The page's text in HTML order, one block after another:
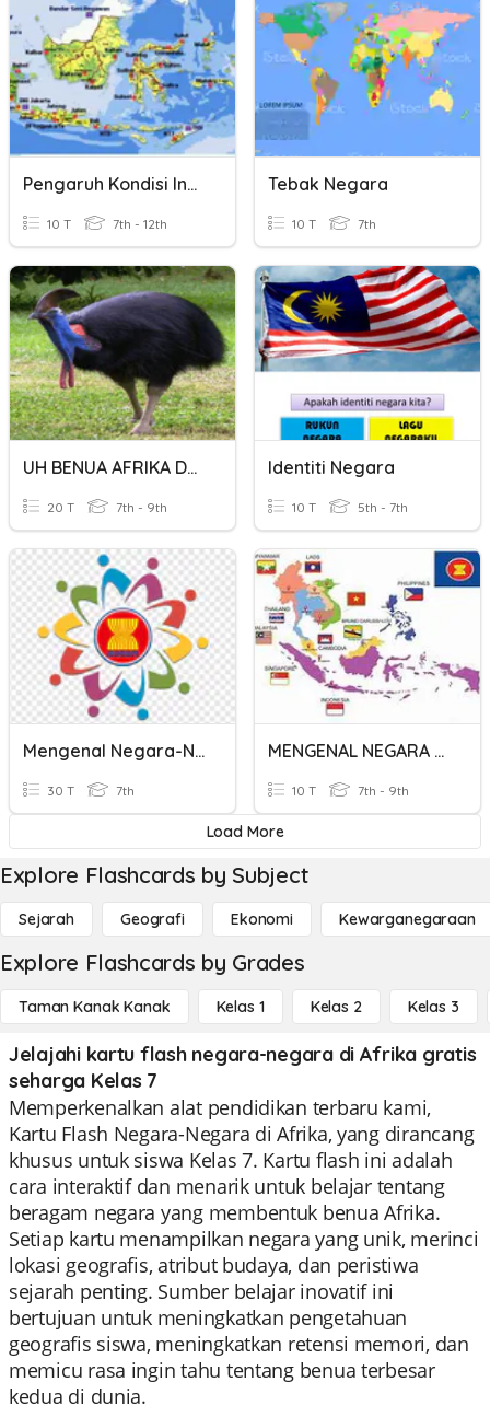
Pengaruh Kondisi Indonesia Sebagai Negara Maritim
10 T 7th - 12th
Tebak Negara
10 T 7th
UH BENUA AFRIKA DAN NEGARA MESIR
20 T 7th - 9th
Identiti Negara
10 T 5th - 7th
Mengenal Negara-Negara ASEAN
30 T 7th
MENGENAL NEGARA ASEAN
10 T 7th - 9th
Load More
Explore Flashcards by Subject
Sejarah Geografi Ekonomi Kewarganegaraan
Explore Flashcards by Grades
Taman Kanak Kanak Kelas 1 Kelas 2 Kelas 3
Jelajahi kartu flash negara-negara di Afrika gratis
seharga Kelas 7
Memperkenalkan alat pendidikan terbaru kami,
Kartu Flash Negara-Negara di Afrika, yang dirancang
khusus untuk siswa Kelas 7. Kartu flash ini adalah
cara interaktif dan menarik untuk belajar tentang
beragam negara yang membentuk benua Afrika.
Setiap kartu menampilkan negara yang unik, merinci
lokasi geografis, atribut budaya, dan peristiwa
sejarah penting. Sumber belajar inovatif ini
bertujuan untuk meningkatkan pengetahuan
geografis siswa, meningkatkan retensi memori, dan
memicu rasa ingin tahu tentang benua terbesar
kedua di dunia.